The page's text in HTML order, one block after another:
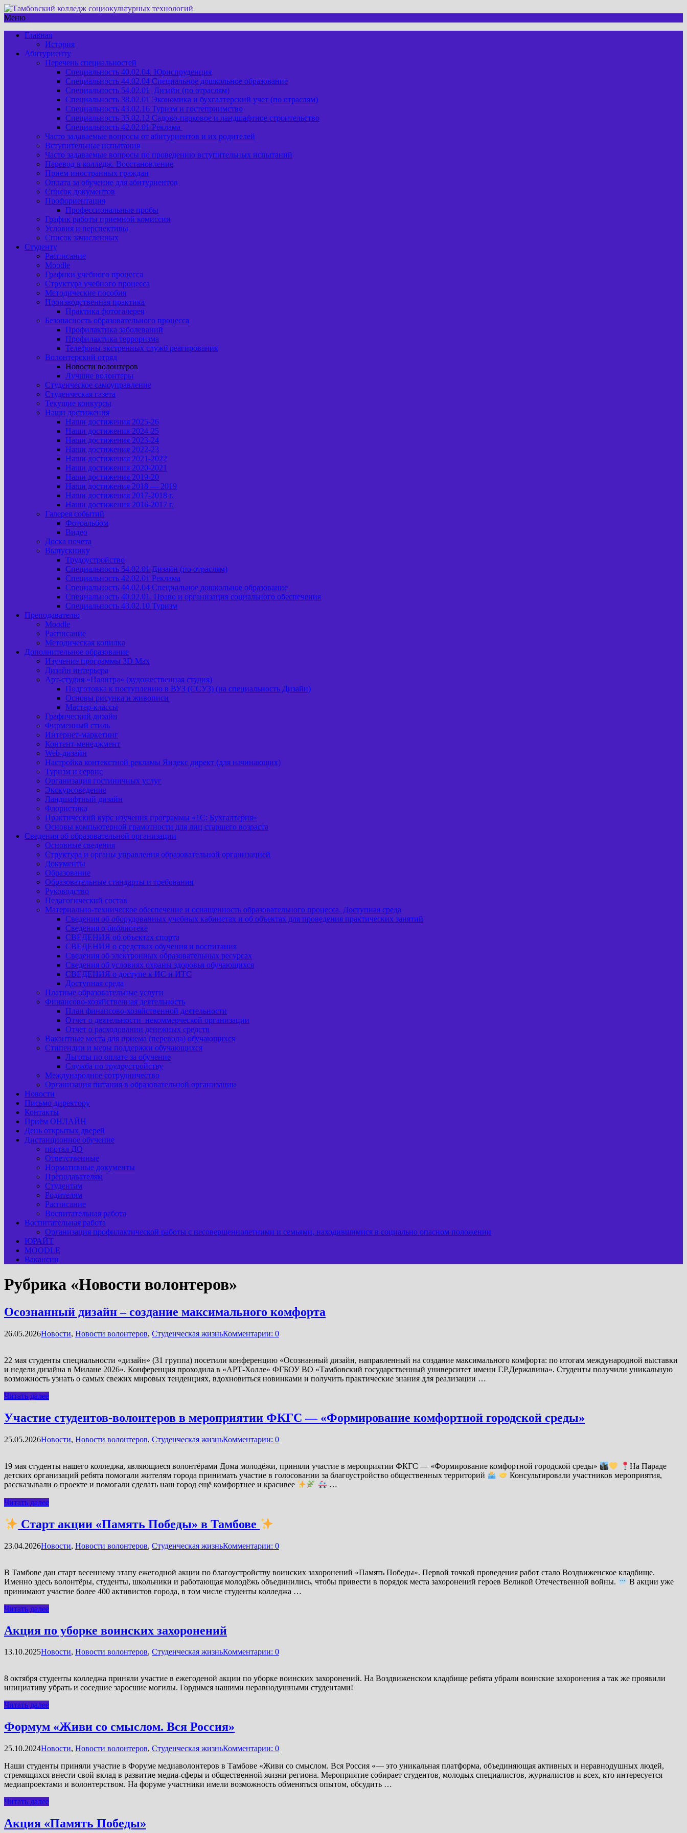
Меню
Главная
История
Абитуриенту
Перечень специальностей
Специальность 40.02.04. Юриспруденция
Специальность 44.02.04 Специальное дошкольное образование
Специальность 54.02.01 Дизайн (по отраслям)
Специальность 38.02.01 Экономика и бухгалтерский учет (по отраслям)
Специальность 43.02.16 Туризм и гостеприимство
Специальность 35.02.12 Садово-парковое и ландшафтное строительство
Специальность 42.02.01 Реклама
Часто задаваемые вопросы от абитуриентов и их родителей
Вступительные испытания
Часто задаваемые вопросы по проведению вступительных испытаний
Перевод в колледж. Восстановление
Прием иностранных граждан
Оплата за обучение для абитуриентов
Список документов
Профориентация
Профессиональные пробы
График работы приемной комиссии
Условия и перспективы
Список зачисленных
Студенту
Расписание
Moodle
Графики учебного процесса
Структура учебного процесса
Методические пособия
Производственная практика
Практика фотогалерея
Безопасность образовательного процесса
Профилактика заболеваний
Профилактика терроризма
Телефоны экстренных служб реагирования
Волонтерский отряд
Новости волонтеров
Лучшие волонтеры
Студенческое самоуправление
Студенческая газета
Текущие конкурсы
Наши достижения
Наши достижения 2025-26
Наши достижения 2024-25
Наши достижения 2023-24
Наши достижения 2022-23
Наши достижения 2021-2022
Наши достижения 2020-2021
Наши достижения 2019-20
Наши достижения 2018 — 2019
Наши достижения 2017-2018 г.
Наши достижения 2016-2017 г.
Галерея событий
Фотоальбом
Видео
Доска почета
Выпускнику
Трудоустройство
Специальность 54.02.01 Дизайн (по отраслям)
Специальность 42.02.01 Реклама
Специальность 44.02.04 Специальное дошкольное образование
Специальность 40.02.01. Право и организация социального обеспечения
Специальность 43.02.10 Туризм
Преподавателю
Moodle
Расписание
Методическая копилка
Дополнительное образование
Изучение программы 3D Max
Дизайн интерьера
Арт-cтудия «Палитра» (художественная студия)
Подготовка к поступлению в ВУЗ (ССУЗ) (на специальность Дизайн)
Основы рисунка и живописи
Мастер-классы
Графический дизайн
Фирменный стиль
Интернет-маркетинг
Контент-менеджмент
Web-дизайн
Настройка контекстной рекламы Яндекс директ (для начинающих)
Туризм и сервис
Организация гостиничных услуг
Экскурсоведение
Ландшафтный дизайн
Флористика
Практический курс изучения программы «1С: Бухгалтерия»
Основы компьютерной грамотности для лиц старшего возраста
Сведения об образовательной организации
Основные сведения
Структура и органы управления образовательной организацией
Документы
Образование
Образовательные стандарты и требования
Руководство
Педагогический состав
Материально-техническое обеспечение и оснащенность образовательного процесса. Доступная среда
Сведения об оборудованных учебных кабинетах и об объектах для проведения практических занятий
Сведения о библиотеке
СВЕДЕНИЯ об объектах спорта
СВЕДЕНИЯ о средствах обучения и воспитания
Сведения об электронных образовательных ресурсах
Сведения об условиях охраны здоровья обучающихся
СВЕДЕНИЯ о доступе к ИС и ИТС
Доступная среда
Платные образовательные услуги
Финансово-хозяйственная деятельность
План финансово-хозяйственной деятельности
Отчет о деятельности некоммерческой организации
Отчет о расходовании денежных средств
Вакантные места для приема (перевода) обучающихся
Стипендии и меры поддержки обучающихся
Льготы по оплате за обучение
Служба по трудоустройству
Международное сотрудничество
Организация питания в образовательной организации
Новости
Письмо директору
Контакты
Приём ОНЛАЙН
День открытых дверей
Дистанционное обучение
портал ДО
Ответственные
Нормативные документы
Преподавателям
Студентам
Родителям
Расписание
Воспитательная работа
Воспитательная работа
Организация профилактической работы с несовершеннолетними и семьями, находившимися в социально опасном положении
ЮРАЙТ
MOODLE
Вакансии
Рубрика «Новости волонтеров»
Осознанный дизайн – создание максимального комфорта
26.05.2026Новости, Новости волонтеров, Студенческая жизньКомментарии: 0
22 мая студенты специальности «дизайн» (31 группа) посетили конференцию «Осознанный дизайн, направленный на создание максимального комфорта: по итогам международной выставки
и недели дизайна в Милане 2026». Конференция проходила в «АРТ-Холле» ФГБОУ ВО «Тамбовский государственный университет имени Г.Р.Державина». Студенты получили уникальную
возможность узнать о самых свежих мировых тенденциях, вдохновиться новинками и получить практические знания для реализации …
Читать далее
Участие студентов-волонтеров в мероприятии ФКГС — «Формирование комфортной городской среды»
25.05.2026Новости, Новости волонтеров, Студенческая жизньКомментарии: 0
19 мая студенты нашего колледжа, являющиеся волонтёрами Дома молодёжи, приняли участие в мероприятии ФКГС — «Формирование комфортной городской среды»
На Параде
детских организаций ребята помогали жителям города принимать участие в голосовании за благоустройство общественных территорий
Консультировали участников мероприятия,
рассказывали о проекте и помогали сделать наш город ещё комфортнее и красивее
…
Читать далее
Старт акции «Память Победы» в Тамбове
23.04.2026Новости, Новости волонтеров, Студенческая жизньКомментарии: 0
В Тамбове дан старт весеннему этапу ежегодной акции по благоустройству воинских захоронений «Память Победы». Первой точкой проведения работ стало Воздвиженское кладбище.
Именно здесь волонтёры, студенты, школьники и работающая молодёжь объединились, чтобы привести в порядок места захоронений героев Великой Отечественной войны.
В акции уже
принимают участие более 400 активистов города, в том числе студенты колледжа …
Читать далее
Акция по уборке воинских захоронений
13.10.2025Новости, Новости волонтеров, Студенческая жизньКомментарии: 0
8 октября студенты колледжа приняли участие в ежегоденой акции по уборке воинских захоронений. На Воздвиженском кладбище ребята убрали воинские захоронения а так же проявили
инициативу убрать и соседние заросшие могилы. Гордимся нашими неравнодушными студентами!
Читать далее
Формум «Живи со смыслом. Вся Россия»
25.10.2024Новости, Новости волонтеров, Студенческая жизньКомментарии: 0
Наши студенты приняли участие в Форуме медиаволонтеров в Тамбове «Живи со смыслом. Вся Россия «— это уникальная платформа, объединяющая активных и неравнодушных людей,
стремящихся внести свой вклад в развитие медиа-сферы и общественной жизни региона. Мероприятие собирает студентов, молодых специалистов, журналистов и всех, кто интересуется
медиапроектами и волонтерством. На форуме участники имели возможность обменяться опытом, обсудить …
Читать далее
Акция «Память Победы»